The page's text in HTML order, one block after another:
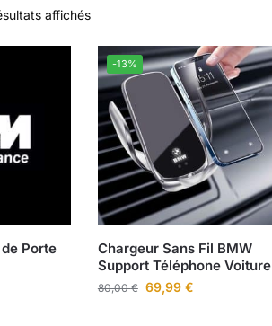
affichés
Porte
-13%
Chargeur Sans Fil BMW
Support Téléphone Voiture
80,00€ 69,99 €